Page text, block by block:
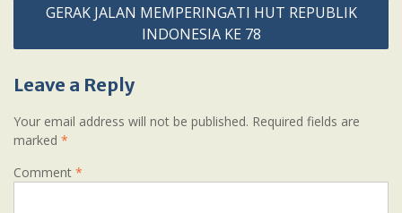
GERAK JALAN MEMPERINGATI HUT REPUBLIK
INDONESIA KE 78
Leave a Reply
Your email address will not be published. Required fields are
marked *
Comment *